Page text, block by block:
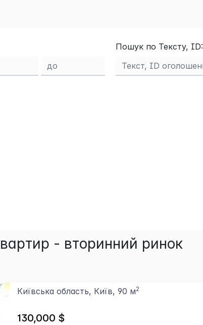
Пошук по Тексту, ID:
- вторинний ринок
Київська область, Київ, 90 м2
130,000 $